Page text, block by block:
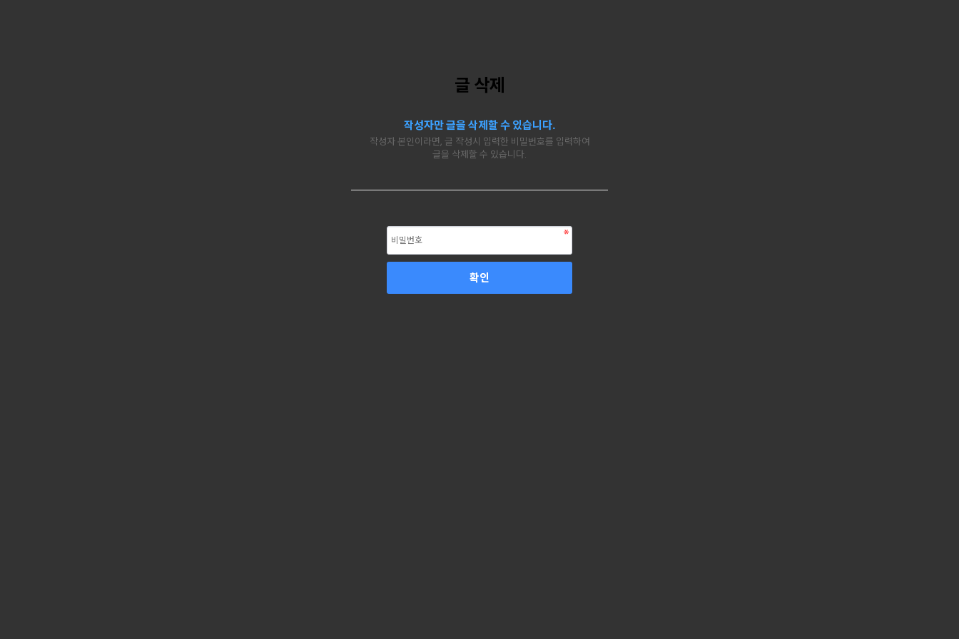
글 삭제
작성자만 글을 삭제할 수 있습니다.
작성자 본인이라면, 글 작성시 입력한 비밀번호를 입력하여
글을 삭제할 수 있습니다.